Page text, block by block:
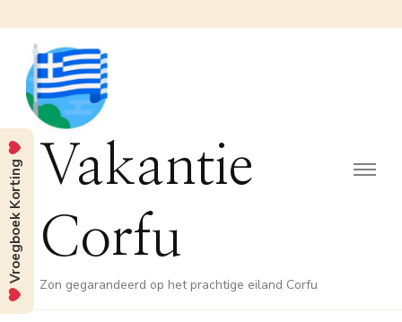
Vakantie
Corfu
Zon gegarandeerd op het prachtige eiland Corfu
Vroegboek Korting